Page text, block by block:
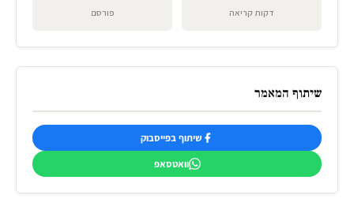
דקות קריאה פורסם
שיתוף המאמר
שיתוף בפייסבוק
וואטסאפ